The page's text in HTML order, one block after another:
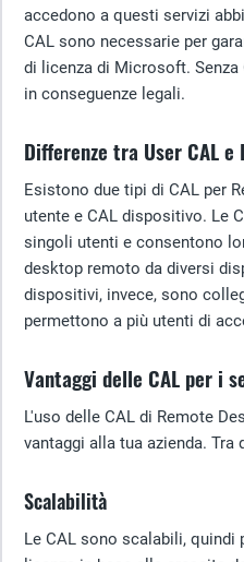
accedono a questi servizi
CAL sono necessarie per
di licenza di Microsoft.
in conseguenze legali.
Differenze tra User CAL e
Esistono due tipi di CAL per
utente e CAL dispositivo. Le
singoli utenti e consentono
desktop remoto da diversi
dispositivi, invece, sono
permettono a più utenti di
Vantaggi delle CAL per i
L'uso delle CAL di Remote
vantaggi alla tua azienda. Tra
Scalabilità
Le CAL sono scalabili, quindi